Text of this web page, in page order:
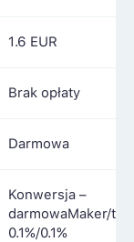
1.6 EUR
Brak opłaty
Darmowa
Konwersja –
darmowaMaker/
0.1%/0.1%